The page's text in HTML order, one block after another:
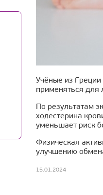
Учёные из Греции
применяться для
По результатам
холестерина
уменьшает риск
Физическая
улучшению
15.01.2024